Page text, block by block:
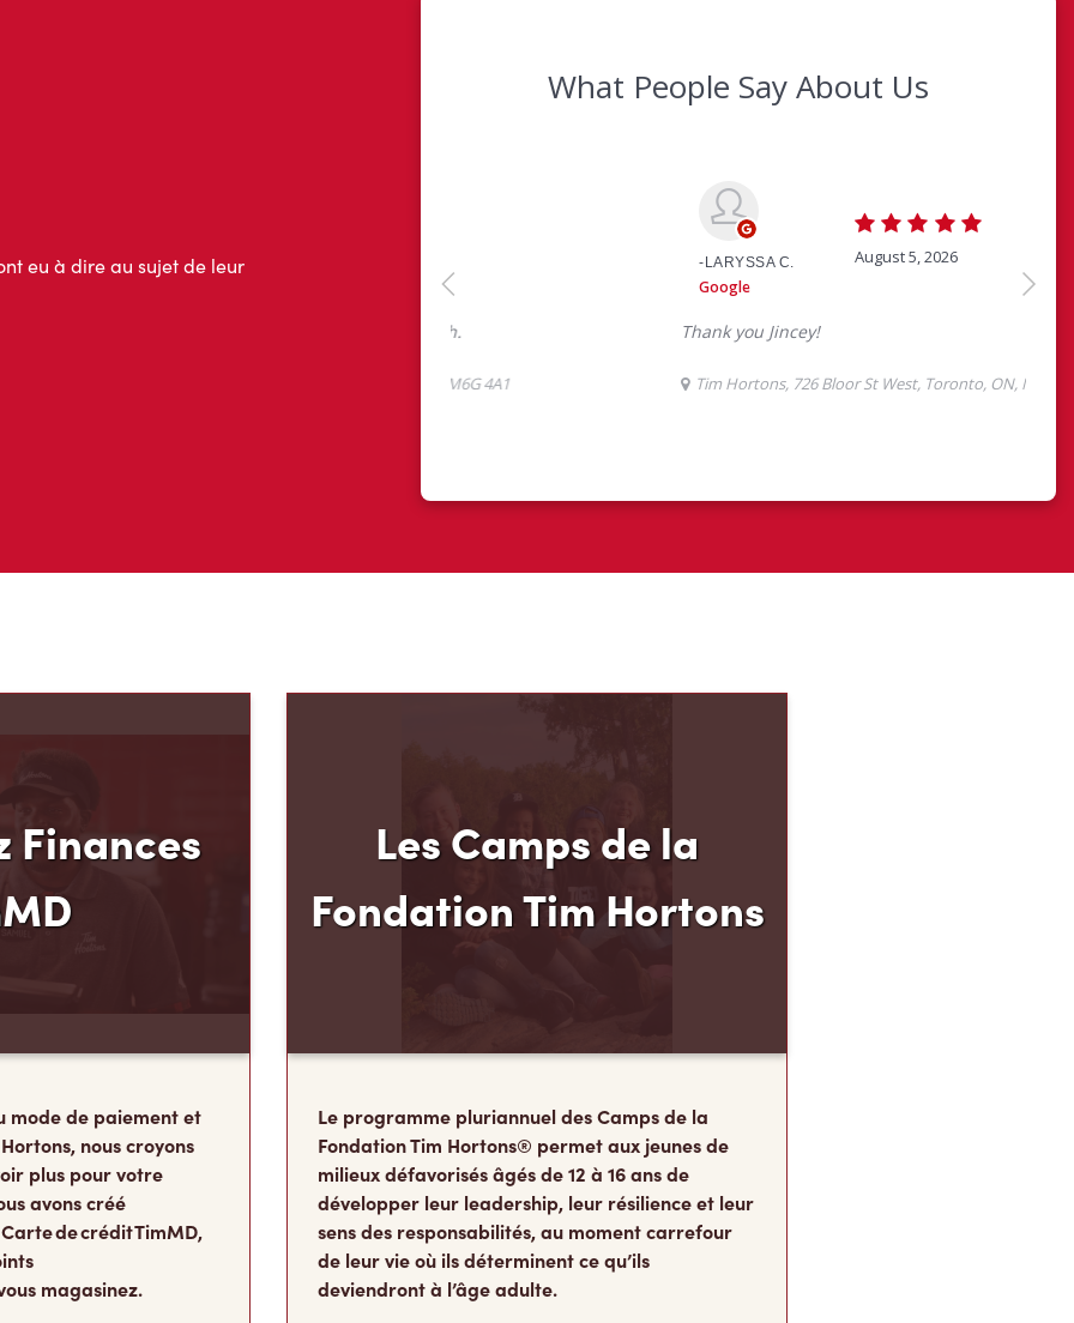
eu à dire au sujet de leur
Finances
mode de paiement et
nous croyons
plus pour votre
avons créé
de crédit TimMD,
magasinez.
Les Camps de la
Fondation Tim Hortons
Le programme pluriannuel des Camps de la
Fondation Tim Hortons® permet aux jeunes de
milieux défavorisés âgés de 12 à 16 ans de
développer leur leadership, leur résilience et leur
sens des responsabilités, au moment carrefour
de leur vie où ils déterminent ce qu’ils
deviendront à l’âge adulte.